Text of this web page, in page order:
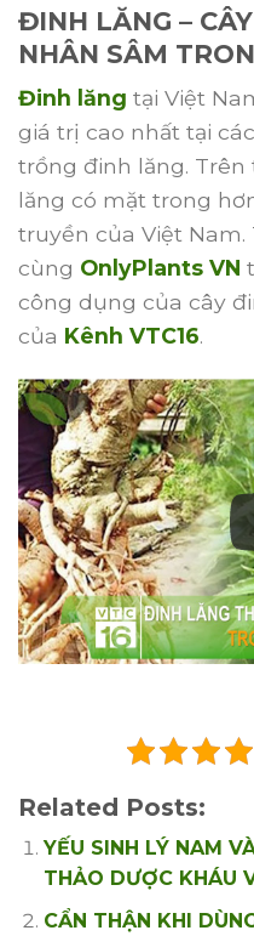
ĐINH LĂNG –
NHÂN SÂM
Đinh lăng tại Việt
giá trị cao nhất tại
trồng đinh lăng.
lăng có mặt trong
truyền của Việt Nam.
cùng OnlyPlants VN
công dụng của cây
của Kênh VTC16.
Related Posts:
YẾU SINH LÝ NAM
THẢO DƯỢC KHÁU
CẨN THẬN KHI